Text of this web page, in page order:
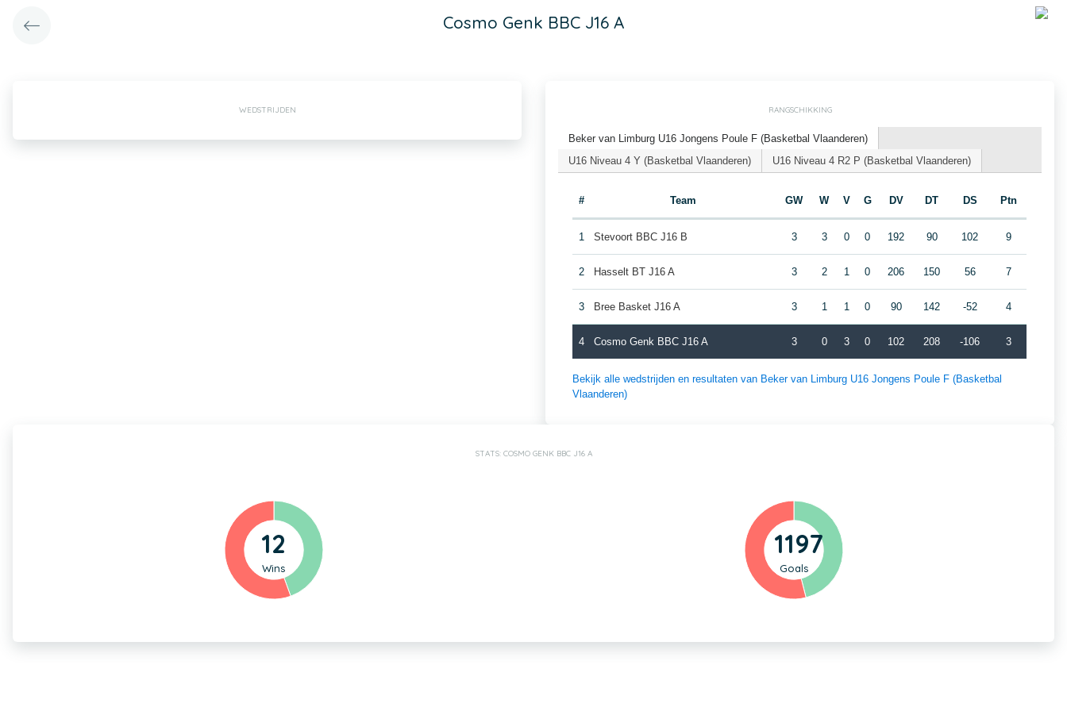
Cosmo Genk BBC J16 A
WEDSTRIJDEN RANGSCHIKKING
Beker van Limburg U16 Jongens Poule F (Basketbal Vlaanderen)
U16 Niveau 4 Y (Basketbal Vlaanderen)
U16 Niveau 4 R2 P (Basketbal Vlaanderen)
# Team GW W V G DV DT DS Ptn
1 Stevoort BBC J16 B 3 3 0 0 192 90 102 9
2 Hasselt BT J16 A 3 2 1 0 206 150 56 7
3 Bree Basket J16 A 3 1 1 0 90 142 -52 4
4 Cosmo Genk BBC J16 A 3 0 3 0 102 208 -106 3
Bekijk alle wedstrijden en resultaten van Beker van Limburg U16 Jongens Poule F (Basketbal
Vlaanderen)
STATS: COSMO GENK BBC J16 A
12
Wins
1197
Goals